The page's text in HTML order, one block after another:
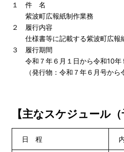
１ 件 名
紫波町広報紙制作業務
２ 履行内容
仕様書等に記載する紫波町広報
３ 履行期間
令和７年６月１日から令和10年
（発行物：令和７年６月号から
【主なスケジュール（
日 程